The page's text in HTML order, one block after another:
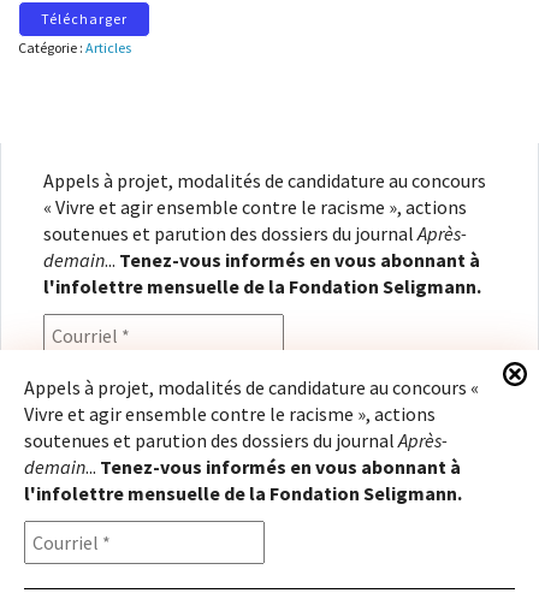
Télécharger
Catégorie : Articles
Appels à projet, modalités de candidature au concours
« Vivre et agir ensemble contre le racisme », actions
soutenues et parution des dossiers du journal Après-
demain... Tenez-vous informés en vous abonnant à
l'infolettre mensuelle de la Fondation Seligmann.
En renseignant votre adresse électronique, vous
consentez à recevoir l'infolettre de la Fondation
Seligmann, conformément à notrepolitique de
confidentialité. Il vous sera possible de vous
désabonner à tout moment.
Appels à projet, modalités de candidature au concours «
Vivre et agir ensemble contre le racisme », actions
soutenues et parution des dossiers du journalAprès-
demain... Tenez-vous informés en vous abonnant à
l'infolettre mensuelle de la Fondation Seligmann.